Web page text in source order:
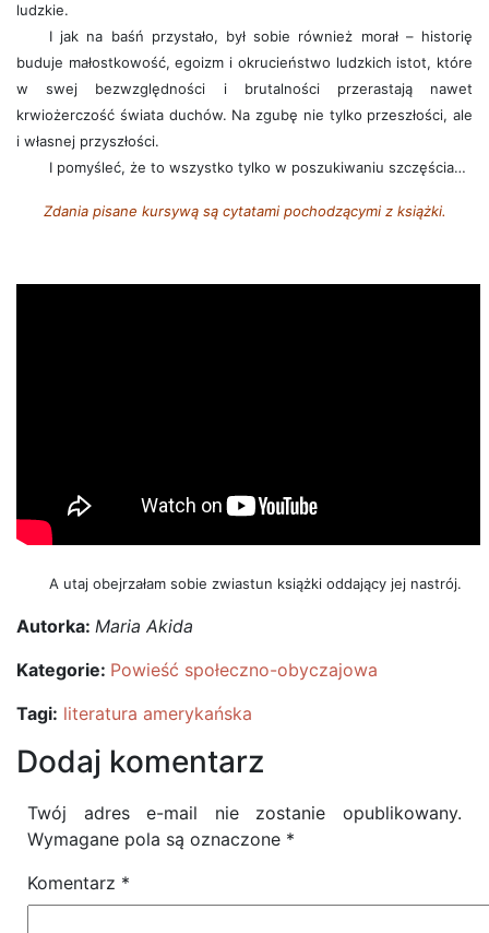
ludzkie.
I jak na baśń przystało, był sobie również morał – historię
buduje małostkowość, egoizm i okrucieństwo ludzkich istot, które
w swej bezwzględności i brutalności przerastają nawet
krwiożerczość świata duchów. Na zgubę nie tylko przeszłości, ale
i własnej przyszłości.
I pomyśleć, że to wszystko tylko w poszukiwaniu szczęścia…
Zdania pisane kursywą są cytatami pochodzącymi z książki.
A utaj obejrzałam sobie zwiastun książki oddający jej nastrój.
Autorka: Maria Akida
Kategorie: Powieść społeczno-obyczajowa
Tagi: literatura amerykańska
Dodaj komentarz
Twój adres e-mail nie zostanie opublikowany.
Wymagane pola są oznaczone *
Komentarz *